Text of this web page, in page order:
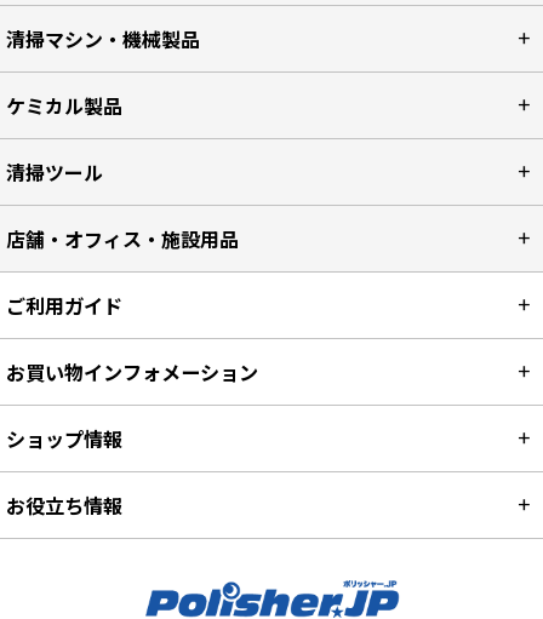
清掃マシン・機械製品
ケミカル製品
清掃ツール
店舗・オフィス・施設用品
ご利用ガイド
お買い物インフォメーション
ショップ情報
お役立ち情報